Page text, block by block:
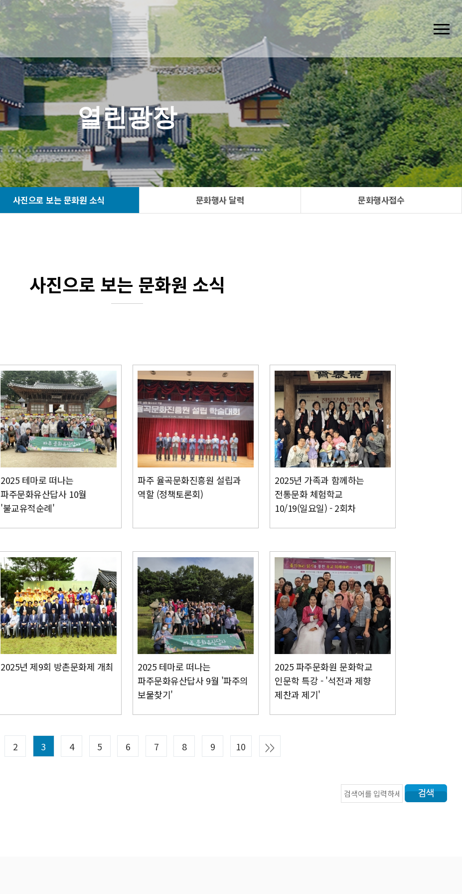
열린광장
사진으로 보는 문화원 소식 문화행사 달력 문화행사접수
사진으로 보는 문화원 소식
2025 테마로 떠나는
파주문화유산답사 10월
'불교유적순례'
파주 율곡문화진흥원 설립과
역할 (정책토론회)
2025년 가족과 함께하는
전통문화 체험학교
10/19(일요일) - 2회차
2025년 제9회 방촌문화제 개최
2025 테마로 떠나는
파주문화유산답사 9월 '파주의
보물찾기'
2025 파주문화원 문화학교
인문학 특강 - '석전과 제향
제찬과 제기'
2 3 4 5 6 7 8 9 10